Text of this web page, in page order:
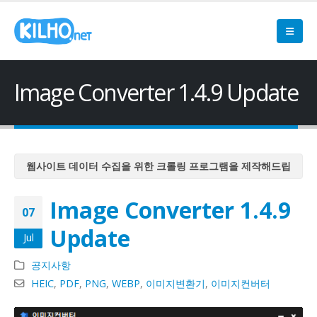
Image Converter 1.4.9 Update
웹사이트 데이터 수집을 위한 크롤링 프로그램을 제작해드립
웹사이트 데이터 수집을 위한 크롤링 프로그램을 제작해드립
니다
웹사이트 데이터 수집을 위한 크롤링 프로그램을 제작해드립
웹사이트 데이터 수집을 위한 크롤링 프로그램을 제작해드립
웹사이트 데이터 수집을 위한 크롤링 프로그램을 제작해드립
07
Jul
Image Converter 1.4.9
Update
공지사항
HEIC, PDF, PNG,WEBP, 이미지변환기, 이미지컨버터